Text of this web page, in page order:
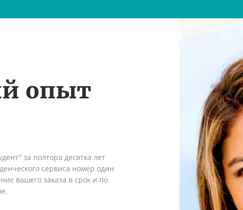
опыт
за полтора десятка лет
сервиса номер один
вашего заказа в срок и по